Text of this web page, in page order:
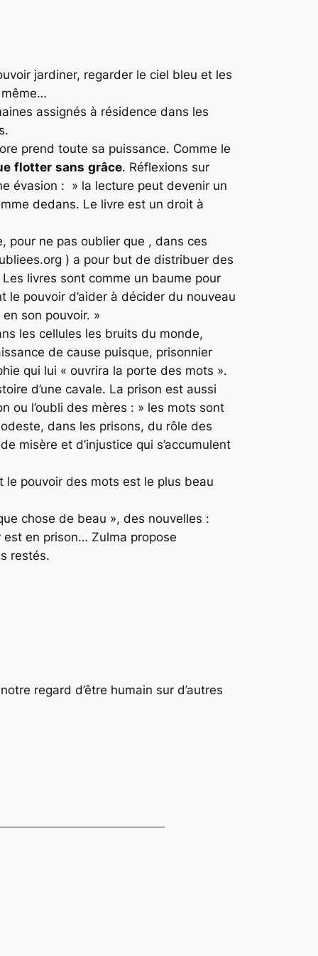
jardiner, regarder le ciel bleu et les
assignés à résidence dans les
prend toute sa puissance. Comme le
flotter sans grâce. Réflexions sur
évasion : » la lecture peut devenir un
dedans. Le livre est un droit à
pour ne pas oublier que , dans ces
) a pour but de distribuer des
livres sont comme un baume pour
le pouvoir d’aider à décider du nouveau
son pouvoir. »
les cellules les bruits du monde,
de cause puisque, prisonnier
qui lui « ouvrira la porte des mots ».
d’une cavale. La prison est aussi
ou l’oubli des mères : » les mots sont
dans les prisons, du rôle des
misère et d’injustice qui s’accumulent
le pouvoir des mots est le plus beau
chose de beau », des nouvelles :
est en prison… Zulma propose
restés.
regard d’être humain sur d’autres